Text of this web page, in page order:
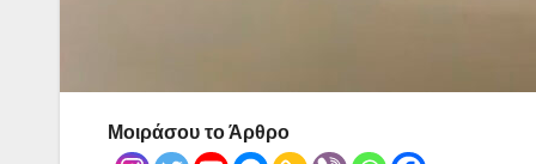
Μοιράσου το Άρθρο